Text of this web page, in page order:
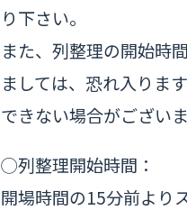
り下さい。
また、列整理の開始時
ましては、恐れ入りま
できない場合がござい
◯列整理開始時間：
開場時間の15分前より